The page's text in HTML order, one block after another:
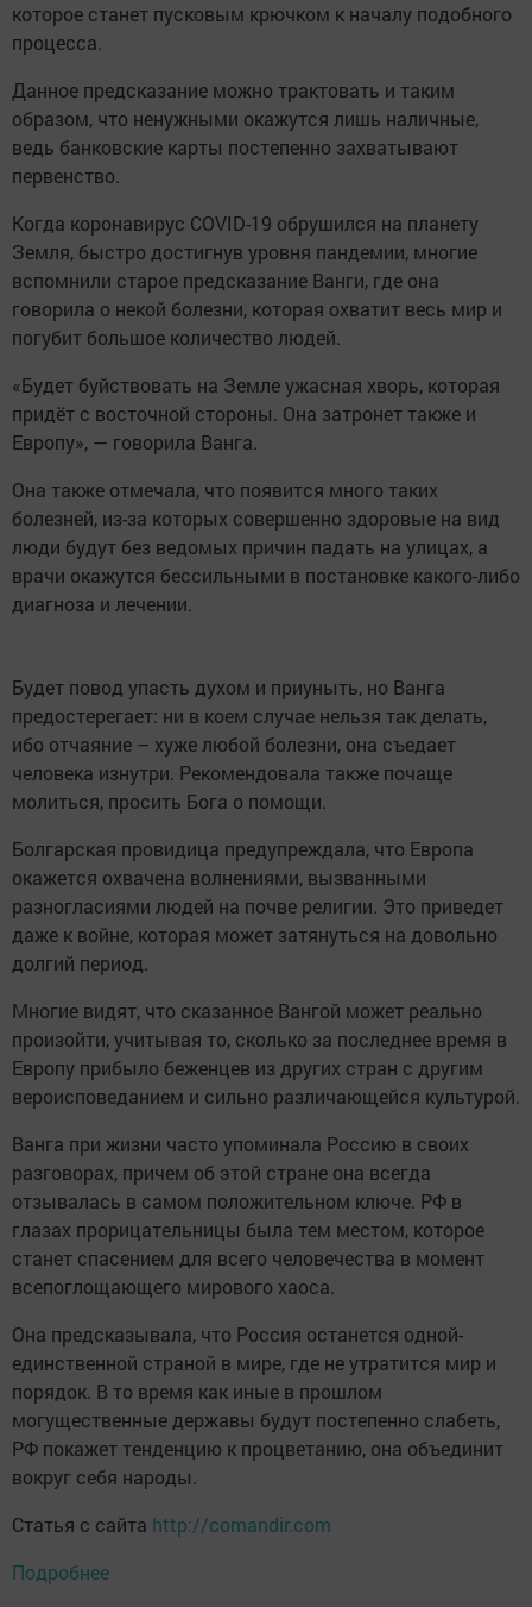
которое станет пусковым крючком к началу подобного
процесса.
Данное предсказание можно трактовать и таким
образом, что ненужными окажутся лишь наличные,
ведь банковские карты постепенно захватывают
первенство.
Когда коронавирус COVID-19 обрушился на планету
Земля, быстро достигнув уровня пандемии, многие
вспомнили старое предсказание Ванги, где она
говорила о некой болезни, которая охватит весь мир и
погубит большое количество людей.
«Будет буйствовать на Земле ужасная хворь, которая
придёт с восточной стороны. Она затронет также и
Европу», — говорила Ванга.
Она также отмечала, что появится много таких
болезней, из-за которых совершенно здоровые на вид
люди будут без ведомых причин падать на улицах, а
врачи окажутся бессильными в постановке какого-либо
диагноза и лечении.
Будет повод упасть духом и приуныть, но Ванга
предостерегает: ни в коем случае нельзя так делать,
ибо отчаяние – хуже любой болезни, она съедает
человека изнутри. Рекомендовала также почаще
молиться, просить Бога о помощи.
Болгарская провидица предупреждала, что Европа
окажется охвачена волнениями, вызванными
разногласиями людей на почве религии. Это приведет
даже к войне, которая может затянуться на довольно
долгий период.
Многие видят, что сказанное Вангой может реально
произойти, учитывая то, сколько за последнее время в
Европу прибыло беженцев из других стран с другим
вероисповеданием и сильно различающейся культурой.
Ванга при жизни часто упоминала Россию в своих
разговорах, причем об этой стране она всегда
отзывалась в самом положительном ключе. РФ в
глазах прорицательницы была тем местом, которое
станет спасением для всего человечества в момент
всепоглощающего мирового хаоса.
Она предсказывала, что Россия останется одной-
единственной страной в мире, где не утратится мир и
порядок. В то время как иные в прошлом
могущественные державы будут постепенно слабеть,
РФ покажет тенденцию к процветанию, она объединит
вокруг себя народы.
Статья с сайта http://comandir.com
Подробнее